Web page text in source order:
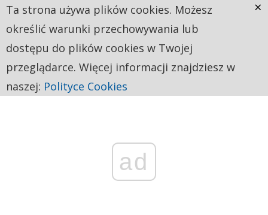
ad
Ta strona używa plików cookies. Możesz
określić warunki przechowywania lub
dostępu do plików cookies w Twojej
przeglądarce. Więcej informacji znajdziesz w
naszej: Polityce Cookies
×